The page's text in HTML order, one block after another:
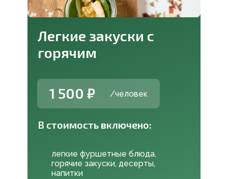
1 500 ₽ /человек
легкие фуршетные блюда,
горячие закуски, десерты,
напитки
В стоимость включено:
Легкие закуски с
горячим